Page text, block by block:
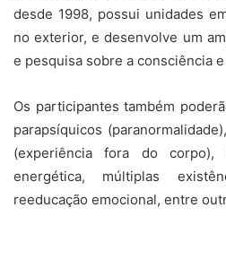
desde 1998, possui unidades
no exterior, e desenvolve um
e pesquisa sobre a consciência
Os participantes também
parapsíquicos
(experiência fora do corpo),
energética, múltiplas
reeducação emocional, entre